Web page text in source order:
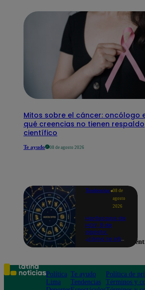
Mitos sobre el cáncer: oncólogo
qué creencias no tienen respaldo
científico
Te ayudo 08 de agosto 2026
Tendencias 08 de
agosto
2026
Horóscopo de
HOY, 8 de
agosto:
¿cómo te irá
Política
Lima
Te ayudo
Tendencias
Política de
Términos y